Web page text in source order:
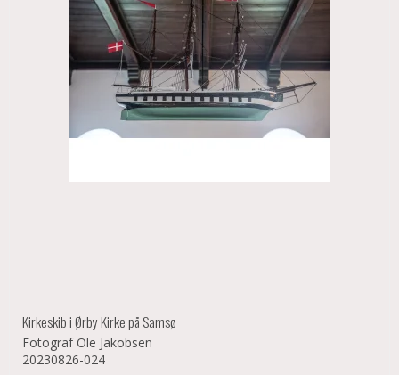
Kirkeskib i Ørby Kirke på Samsø
Fotograf Ole Jakobsen
20230826-024